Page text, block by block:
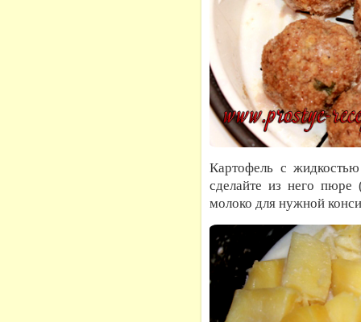
Картофель с
сделайте из него пюре
молоко для нужной